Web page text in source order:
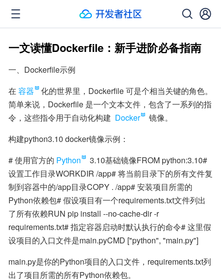
一文读懂Dockerfile：新手进阶必备指南
一、Dockerfile示例
在 容器
化的世界里，Dockerfile 可是个相当关键的角色。
简单来说，Dockerfile 是一个文本文件，包含了一系列的指
令，这些指令用于自动化构建 Docker
镜像。
构建python3.10 docker镜像示例：
# 使用官方的 Python
3.10基础镜像FROM python:3.10#
设置工作目录WORKDIR /app# 将当前目录下的所有文件复
制到容器中的/app目录COPY . /app# 安装项目所需的
Python依赖包# 假设项目有一个requirements.txt文件列出
了所有依赖RUN pip install --no-cache-dir -r
requirements.txt# 指定容器启动时默认执行的命令# 这里假
设项目的入口文件是main.pyCMD ["python", "main.py"]
main.py是你的Python项目的入口文件，requirements.txt列
出了项目所需的所有Python依赖包。